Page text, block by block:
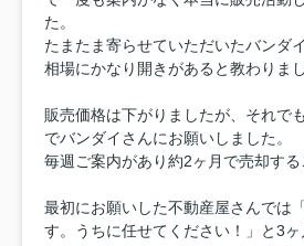
た。
たまたま寄らせていただいたバンダ
相場にかなり開きがあると教わりまし
販売価格は下がりましたが、それで
でバンダイさんにお願いしました。
毎週ご案内があり約2ヶ月で売却する
最初にお願いした不動産屋さんでは
す。うちに任せてください！」と3